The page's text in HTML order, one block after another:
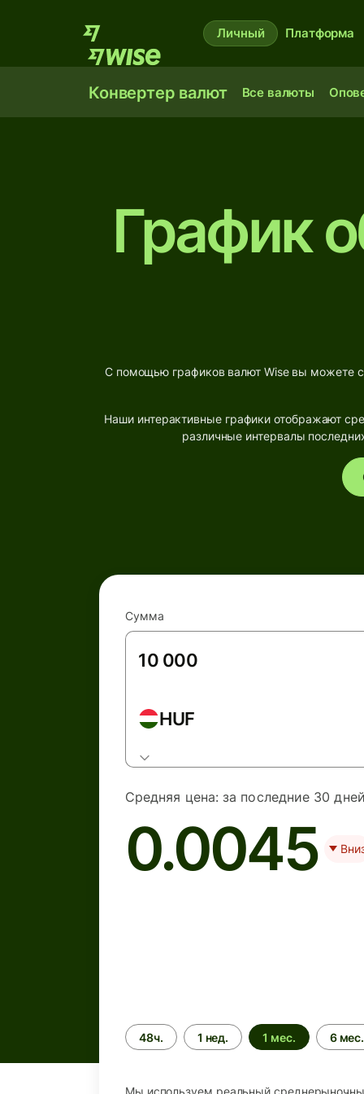
Личный Платформа
Конвертер валют Все валюты
График
С помощью графиков валют Wise вы можете с
Наши интерактивные графики отображают
различные интервалы
Сумма
HUF
Средняя цена: за последние 30
0.0045
Период
времени
48ч. 1 нед. 1 мес. 6 мес.
Мы используем реальный